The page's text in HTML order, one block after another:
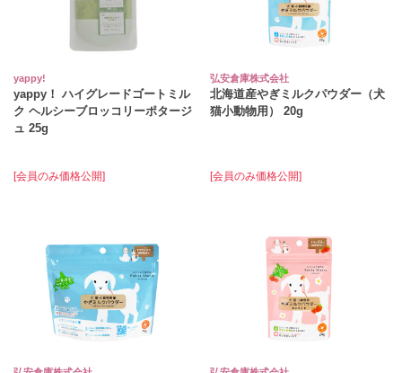
yappy!
yappy！ ハイグレードゴートミル
ク ヘルシーブロッコリーポタージ
ュ 25g
[会員のみ価格公開]
弘安倉庫株式会社
北海道産やぎミルクパウダー（犬
猫小動物用） 20g
[会員のみ価格公開]